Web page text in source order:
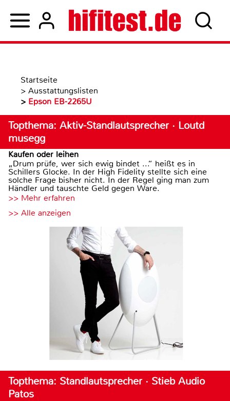
Startseite
> Ausstattungslisten
> Epson EB-2265U
Topthema: Aktiv-Standlautsprecher · Loutd
musegg
Kaufen oder leihen
„Drum prüfe, wer sich ewig bindet ...“ heißt es in
Schillers Glocke. In der High Fidelity stellte sich eine
solche Frage bisher nicht. In der Regel ging man zum
Händler und tauschte Geld gegen Ware.
>> Mehr erfahren
>> Alle anzeigen
Topthema: Standlautsprecher · Stieb Audio
Patos